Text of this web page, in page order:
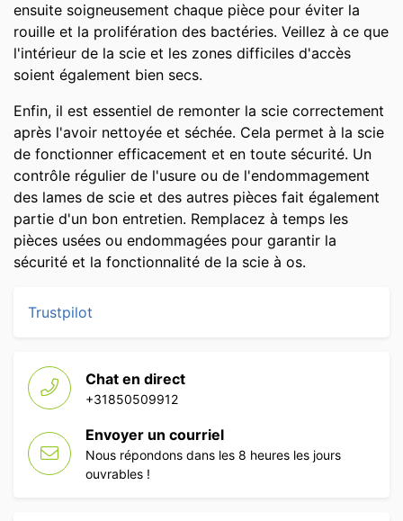
ensuite soigneusement chaque pièce pour éviter la
rouille et la prolifération des bactéries. Veillez à ce que
l'intérieur de la scie et les zones difficiles d'accès
soient également bien secs.
Enfin, il est essentiel de remonter la scie correctement
après l'avoir nettoyée et séchée. Cela permet à la scie
de fonctionner efficacement et en toute sécurité. Un
contrôle régulier de l'usure ou de l'endommagement
des lames de scie et des autres pièces fait également
partie d'un bon entretien. Remplacez à temps les
pièces usées ou endommagées pour garantir la
sécurité et la fonctionnalité de la scie à os.
Trustpilot
Chat en direct
+31850509912
Envoyer un courriel
Nous répondons dans les 8 heures les jours
ouvrables !